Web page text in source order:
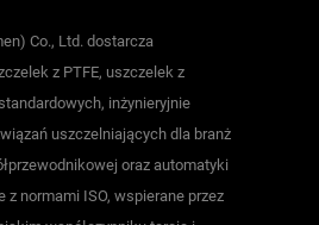
Co., Ltd. dostarcza
z PTFE, uszczelek z
inżynieryjnie
uszczelniających dla branż
oraz automatyki
z normami ISO, wspierane przez